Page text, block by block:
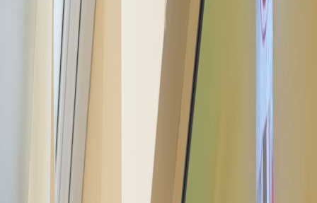
Iqtishodia
Sastra
Literasi Umat